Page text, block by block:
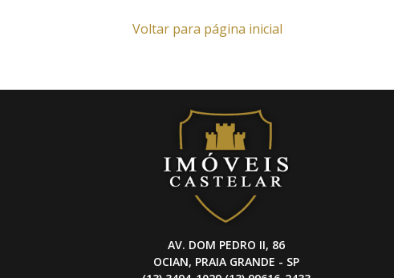
Voltar para página inicial
AV. DOM PEDRO II, 86
OCIAN, PRAIA GRANDE - SP